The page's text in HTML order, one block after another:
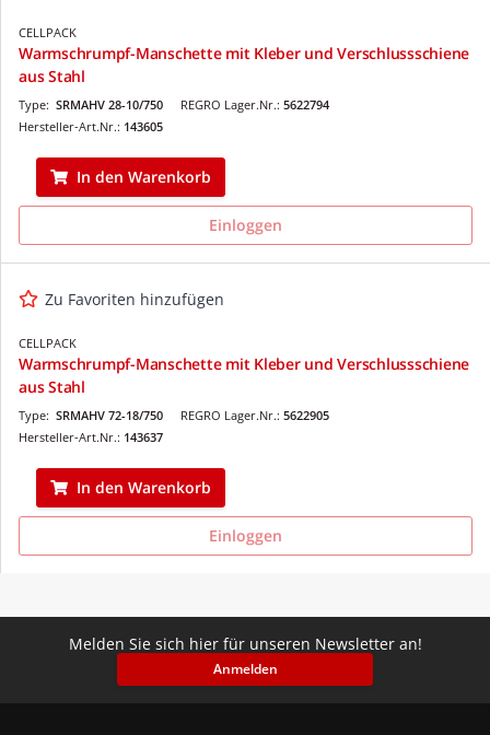
CELLPACK
Warmschrumpf-Manschette mit Kleber und Verschlussschiene
aus Stahl
REGRO Lager.Nr.: 5622794
Type: SRMAHV 28-10/750
Hersteller-Art.Nr.: 143605
In den Warenkorb
Einloggen
Zu Favoriten hinzufügen
CELLPACK
Warmschrumpf-Manschette mit Kleber und Verschlussschiene
aus Stahl
REGRO Lager.Nr.: 5622905
Type: SRMAHV 72-18/750
Hersteller-Art.Nr.: 143637
In den Warenkorb
Einloggen
Melden Sie sich hier für unseren Newsletter an!
Anmelden